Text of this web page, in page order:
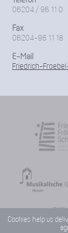
06204 / 96 11 0
Fax
06204-96 11 18
E-Mail
Friedrich-
Cookies help us